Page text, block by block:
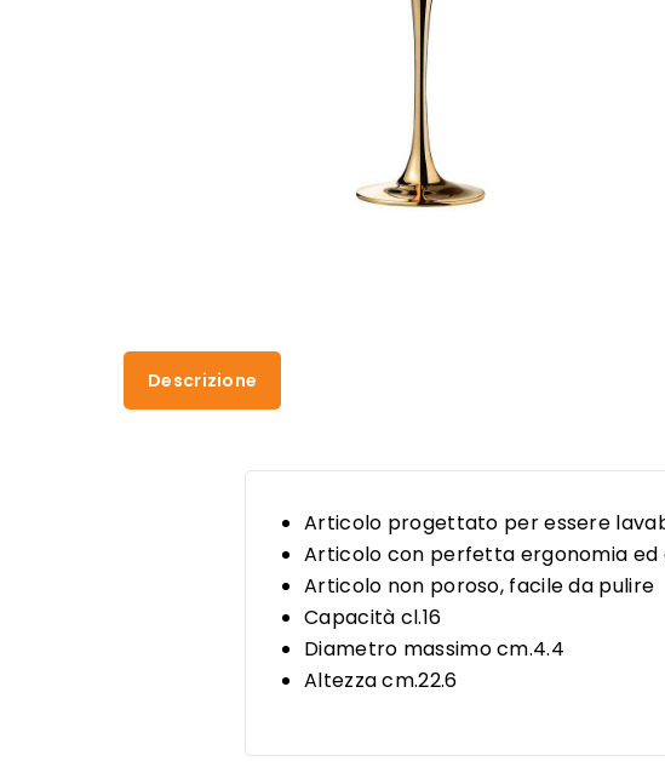
Descrizione
Articolo progettato per essere
Articolo con perfetta ergonomia ed
Articolo non poroso, facile da pulire
Capacità cl.16
Diametro massimo cm.4.4
Altezza cm.22.6